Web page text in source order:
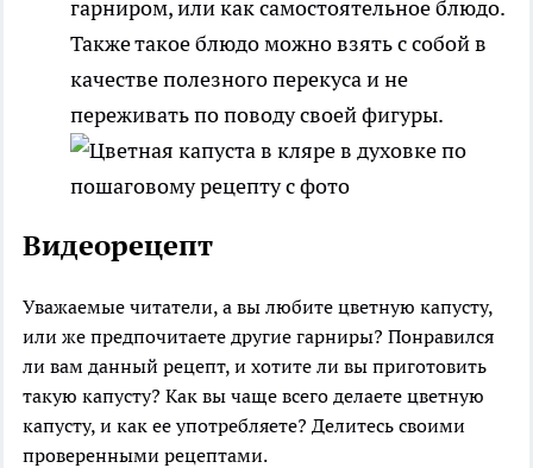
гарниром, или как самостоятельное блюдо.
Также такое блюдо можно взять с собой в
качестве полезного перекуса и не
переживать по поводу своей фигуры.
Видеорецепт
Уважаемые читатели, а вы любите цветную капусту,
или же предпочитаете другие гарниры? Понравился
ли вам данный рецепт, и хотите ли вы приготовить
такую капусту? Как вы чаще всего делаете цветную
капусту, и как ее употребляете? Делитесь своими
проверенными рецептами.